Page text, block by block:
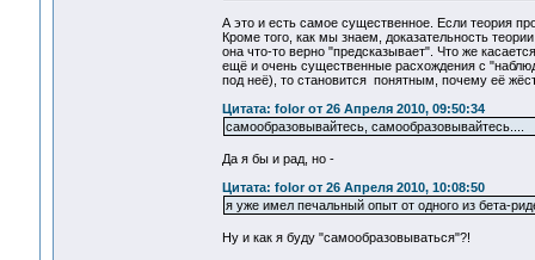
А это и есть самое существенное. Если теория
Кроме того, как мы знаем, доказательность
она что-то верно "предсказывает". Что же
ещё и очень существенные расхождения с
под неё), то становится понятным, почему её
Цитата: folor от 26 Апреля 2010, 09:50:34
самообразовывайтесь, самообразовывайтесь....
Да я бы и рад, но -
Цитата: folor от 26 Апреля 2010, 10:08:50
я уже имел печальный опыт от одного из бета-
Ну и как я буду "самообразовываться"?!